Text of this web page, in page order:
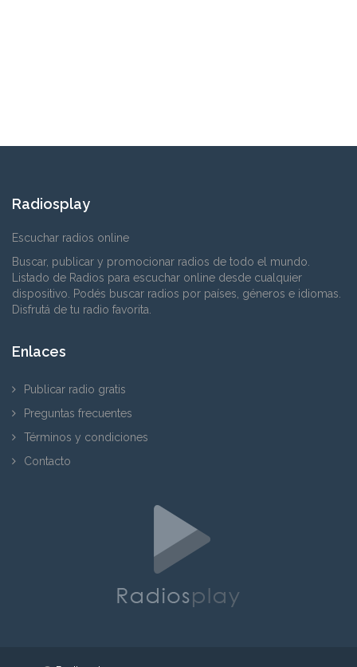
Radiosplay
Escuchar radios online
Buscar, publicar y promocionar radios de todo el mundo.
Listado de Radios para escuchar online desde cualquier
dispositivo. Podés buscar radios por países, géneros e idiomas.
Disfrutá de tu radio favorita.
Enlaces
Publicar radio gratis
Preguntas frecuentes
Términos y condiciones
Contacto